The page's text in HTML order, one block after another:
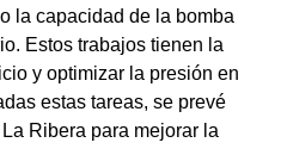
la capacidad de la bomba
Estos trabajos tienen la
y optimizar la presión en
estas tareas, se prevé
Ribera para mejorar la